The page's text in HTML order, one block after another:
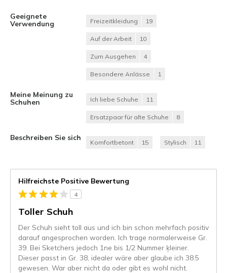
Geeignete
Verwendung
Freizeitkleidung 19
Auf der Arbeit 10
Zum Ausgehen 4
Besondere Anlässe 1
Meine Meinung zu
Schuhen
Ich liebe Schuhe 11
Ersatzpaar für alte Schuhe 8
Beschreiben Sie sich
Komfortbetont 15 Stylisch 11
Hilfreichste Positive Bewertung
4
Toller Schuh
Der Schuh sieht toll aus und ich bin schon mehrfach positiv
darauf angesprochen worden. Ich trage normalerweise Gr.
39. Bei Sketchers jedoch 1ne bis 1/2 Nummer ķleiner.
Dieser passt in Gr. 38, idealer wäre aber glaube ich 38.5
gewesen. War aber nicht da oder gibt es wohl nicht.